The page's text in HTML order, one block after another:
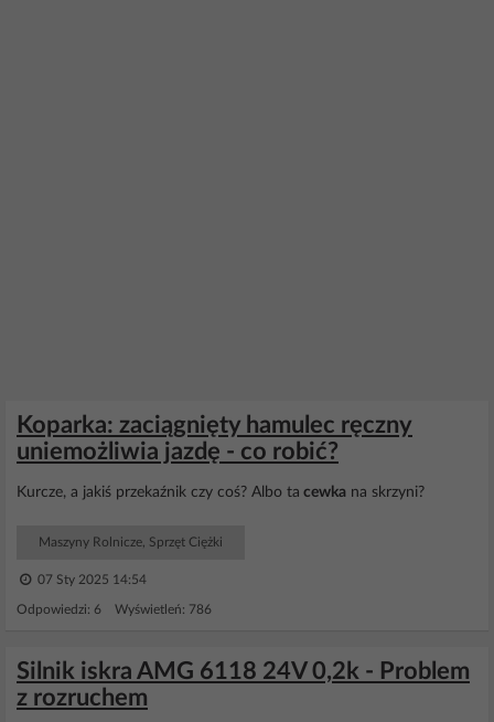
Koparka: zaciągnięty hamulec ręczny
uniemożliwia jazdę - co robić?
Kurcze, a jakiś przekaźnik czy coś? Albo ta cewka na skrzyni?
Maszyny Rolnicze, Sprzęt Ciężki
07 Sty 2025 14:54
Odpowiedzi: 6 Wyświetleń: 786
Silnik iskra AMG 6118 24V 0,2k - Problem
z rozruchem